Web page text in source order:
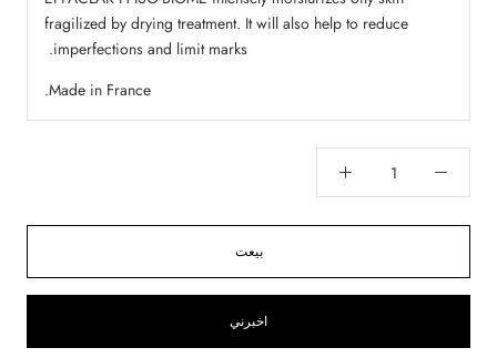
fragilized by drying treatment. It will also help to reduce
imperfections and limit marks.
Made in France.
بيعت
اخبرني